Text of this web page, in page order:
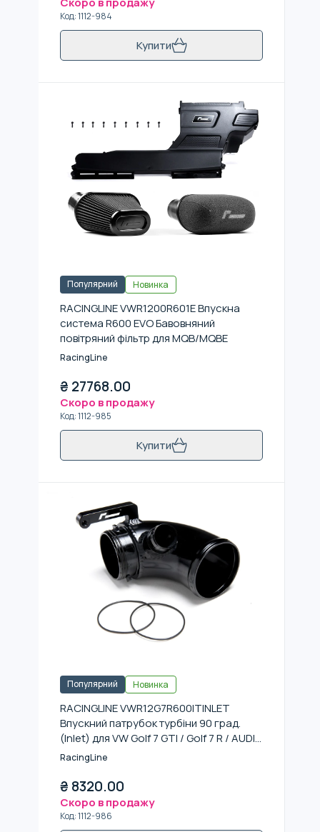
Код:1112-984
Купити
Популярний Новинка
RACINGLINE VWR1200R601E Впускна
система R600 EVO Бавовняний
повітряний фільтр для MQB/MQBE
RacingLine
₴ 27768.00
Скоро в продажу
Код:1112-985
Купити
Популярний Новинка
RACINGLINE VWR12G7R600ITINLET
Впускний патрубок турбіни 90 град.
(Inlet) для VW Golf 7 GTI / Golf 7 R / AUDI
S3 8V
RacingLine
₴ 8320.00
Скоро в продажу
Код:1112-986